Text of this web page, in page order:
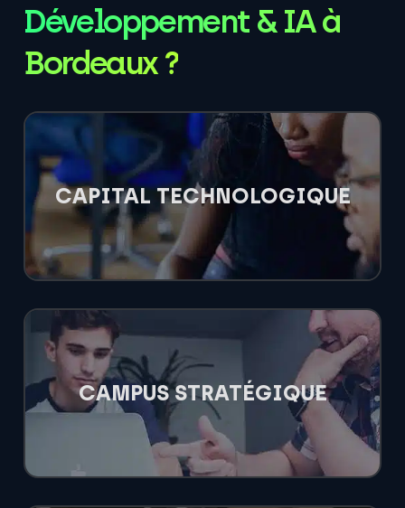
Développement & IA à
Bordeaux ?
CAPITAL TECHNOLOGIQUE
CAMPUS STRATÉGIQUE